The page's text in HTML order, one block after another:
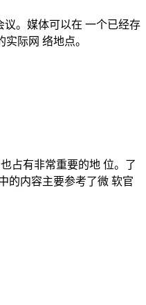
议。媒体可以在 一个已经存
际网 络地点。
占有非常重要的地 位。了
的内容主要参考了微 软官